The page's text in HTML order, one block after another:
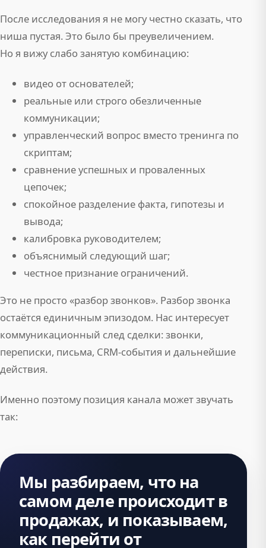
После исследования я не могу честно сказать, что
ниша пустая. Это было бы преувеличением.
Но я вижу слабо занятую комбинацию:
видео от основателей;
реальные или строго обезличенные
коммуникации;
управленческий вопрос вместо тренинга по
скриптам;
сравнение успешных и проваленных
цепочек;
спокойное разделение факта, гипотезы и
вывода;
калибровка руководителем;
объяснимый следующий шаг;
честное признание ограничений.
Это не просто «разбор звонков». Разбор звонка
остаётся единичным эпизодом. Нас интересует
коммуникационный след сделки: звонки,
переписки, письма, CRM-события и дальнейшие
действия.
Именно поэтому позиция канала может звучать
так:
Мы разбираем, что на
самом деле происходит в
продажах, и показываем,
как перейти от